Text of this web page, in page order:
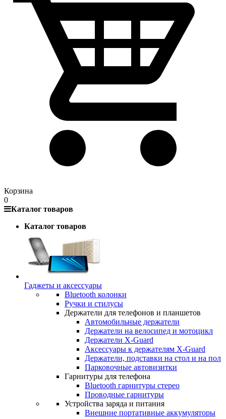
Корзина
0
Каталог товаров
Каталог товаров
Гаджеты и аксессуары
Bluetooth колонки
Ручки и стилусы
Держатели для телефонов и планшетов
Автомобильные держатели
Держатели на велосипед и мотоцикл
Держатели X-Guard
Аксессуары к держателям X-Guard
Держатели, подставки на стол и на пол
Парковочные автовизитки
Гарнитуры для телефона
Bluetooth гарнитуры стерео
Проводные гарнитуры
Устройства заряда и питания
Внешние портативные аккумуляторы